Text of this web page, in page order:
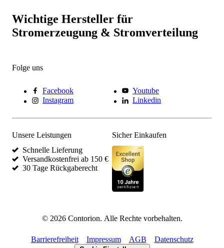
Wichtige Hersteller für
Stromerzeugung & Stromverteilung
Folge uns
Facebook
Youtube
Instagram
Linkedin
Unsere Leistungen
Schnelle Lieferung
Versandkostenfrei ab 150 €
30 Tage Rückgaberecht
Sicher Einkaufen
© 2026Contorion. Alle Rechte vorbehalten.
Barrierefreiheit Impressum AGB Datenschutz